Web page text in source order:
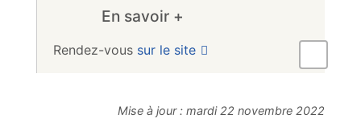
En savoir +
Rendez-vous sur le site
Mise à jour : mardi 22 novembre 2022